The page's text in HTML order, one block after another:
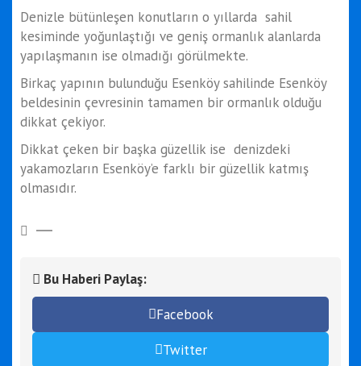
Denizle bütünleşen konutların o yıllarda sahil
kesiminde yoğunlaştığı ve geniş ormanlık alanlarda
yapılaşmanın ise olmadığı görülmekte.
Birkaç yapının bulunduğu Esenköy sahilinde Esenköy
beldesinin çevresinin tamamen bir ormanlık olduğu
dikkat çekiyor.
Dikkat çeken bir başka güzellik ise denizdeki
yakamozların Esenköy’e farklı bir güzellik katmış
olmasıdır.
Bu Haberi Paylaş:
Facebook
Twitter